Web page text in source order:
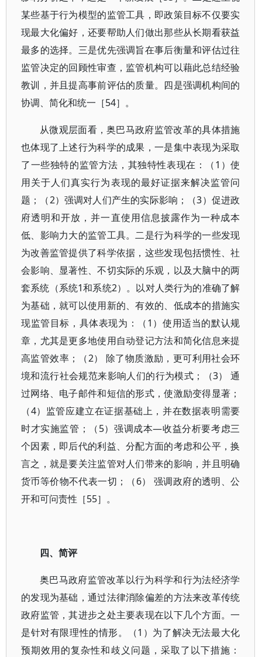
某些基于行为模型的监管工具，即政策目标不仅要实
现最大化偏好，还要帮助人们做出那些从长期看获益
最多的选择。三是优先强调旨在事后衡量和评估过往
监管决定的回顾性审查，监管机构可以藉此总结经验
教训，并且提高事前评估的质量。四是强调机构间的
协调、简化和统一［54］。
从微观层面看，奥巴马政府监管改革的具体措施
也体现了上述行为科学的成果，一是集中表现为采取
了一些独特的监管方法，其独特性表现在：（1）使
用关于人们真实行为表现的最好证据来解决监管问
题；（2）强调对人们产生的实际影响；（3）促进政
府透明和开放，并一直使用信息披露作为一种成本
低、影响力大的监管工具。二是行为科学的一些发现
为改善监管提供了科学依据，这些发现包括惯性、社
会影响、显著性、不切实际的乐观，以及大脑中的两
套系统（系统1和系统2）。以对人类行为的准确了解
为基础，就可以使用新的、有效的、低成本的措施实
现监管目标，具体表现为：（1）使用适当的默认规
章，尤其是更多地使用自动登记方法和简化信息来提
高监管效率；（2） 除了物质激励，更可利用社会环
境和流行社会规范来影响人们的行为模式；（3） 通
过网络、电子邮件和短信的形式，使激励变得显著；
（4）监管应建立在证据基础上，并在数据表明需要
时才实施监管；（5）强调成本—收益分析要考虑三
个因素，即后代的利益、分配方面的考虑和公平，换
言之，就是要关注监管对人们带来的影响，并且明确
货币等价物不代表一切；（6） 强调政府的透明、公
开和可问责性［55］。
四、简评
奥巴马政府监管改革以行为科学和行为法经济学
的发现为基础，通过法律消除偏差的方法来改革传统
政府监管，其进步之处主要表现在以下几个方面。一
是针对有限理性的情形。（1）为了解决无法最大化
预期效用的复杂性和歧义问题，采取了以下措施：